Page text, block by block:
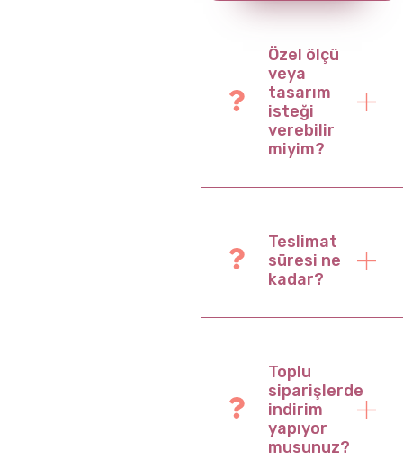
Özel ölçü
veya
tasarım
isteği
verebilir
miyim?
Teslimat
süresi ne
kadar?
Toplu
siparişlerde
indirim
yapıyor
musunuz?